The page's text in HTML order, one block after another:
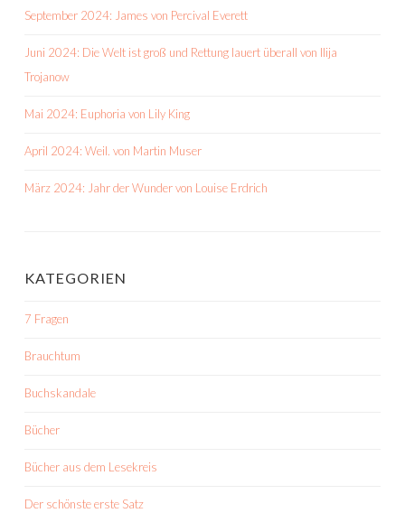
September 2024: James von Percival Everett
Juni 2024: Die Welt ist groß und Rettung lauert überall von Ilija
Trojanow
Mai 2024: Euphoria von Lily King
April 2024: Weil. von Martin Muser
März 2024: Jahr der Wunder von Louise Erdrich
KATEGORIEN
7 Fragen
Brauchtum
Buchskandale
Bücher
Bücher aus dem Lesekreis
Der schönste erste Satz